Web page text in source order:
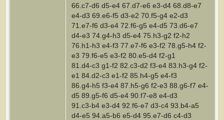
66.c7-d6 d5-e4 67.d7-e6 e3-d4 68.d8-e7
e4-d3 69.e6-f5 d3-e2 70.f5-g4 e2-d3
71.e7-f6 d3-e4 72.f6-g5 e4-d5 73.d6-e7
d4-e3 74.g4-h3 d5-e4 75.h3-g2 f2-h2
76.h1-h3 e4-f3 77.e7-f6 e3-f2 78.g5-h4 f2-
e3 79.f6-e5 e3-f2 80.e5-d4 f2-g1
81.d4-c3 g1-f2 82.c3-d2 f3-e4 83.h3-g4 f2-
e1 84.d2-c3 e1-f2 85.h4-g5 e4-f3
86.g4-h5 f3-e4 87.h5-g6 f2-e3 88.g6-f7 e4-
d5 89.g5-f6 d5-e4 90.f7-e8 e4-d3
91.c3-b4 e3-d4 92.f6-e7 d3-c4 93.b4-a5
d4-e5 94.a5-b6 e5-d4 95.e7-d6 c4-d3